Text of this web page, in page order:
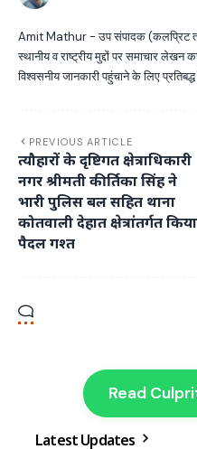
Amit Mathur - उप संपादक (कलप्रिट
स्थानीय व राष्ट्रीय मुद्दों पर समाचार
विश्वसनीय जानकारी पहुंचाने के लिए
PREVIOUS ARTICLE
त्यौहारों के दृष्टिगत क्षेत्राधिकारी
नगर श्रीमती कीर्तिका सिंह ने
भारी पुलिस बल सहित थाना
कोतवाली देहात क्षेत्रांतर्गत किया
पैदल गश्त
Read
Latest Updates